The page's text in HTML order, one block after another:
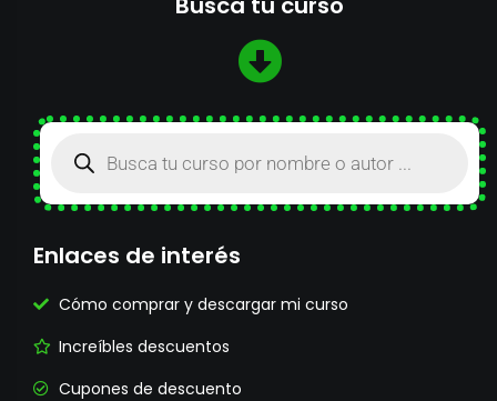
Enlaces de interés
Cómo comprar y descargar mi curso
Increíbles descuentos
Cupones de descuento